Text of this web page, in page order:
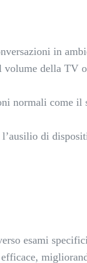
in
della TV
normali come il
di
esami